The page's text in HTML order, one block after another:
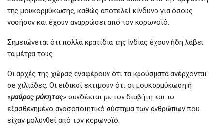
της μουκορμύκωσης, καθώς αποτελεί κίνδυνο για όσους
νοσήσαν και έχουν αναρρώσει από τον κορωνοϊό.
Σημειώνεται ότι πολλά κρατίδια της Ινδίας έχουν ήδη λάβει
τα μέτρα τους.
Οι αρχές της χώρας αναφέρουν ότι τα κρούσματα ανέρχονται
σε χιλιάδες. Οι ειδικοί εκτιμούν ότι οι μουκορμύκωση ή
«μαύρος μύκητας» συνδέεται με τον διαβήτη και το
εξασθενημένο ανοσοποιητικό σύστημα των ανθρώπων που
είχαν μολυνθεί από τον κορωνοϊό.